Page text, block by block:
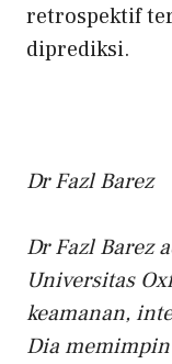
retrospektif
diprediksi.
Dr Fazl Barez
Dr Fazl Barez
Universitas
keamanan,
Dia